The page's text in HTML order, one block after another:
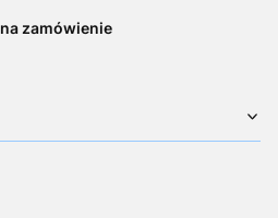
zamówienie